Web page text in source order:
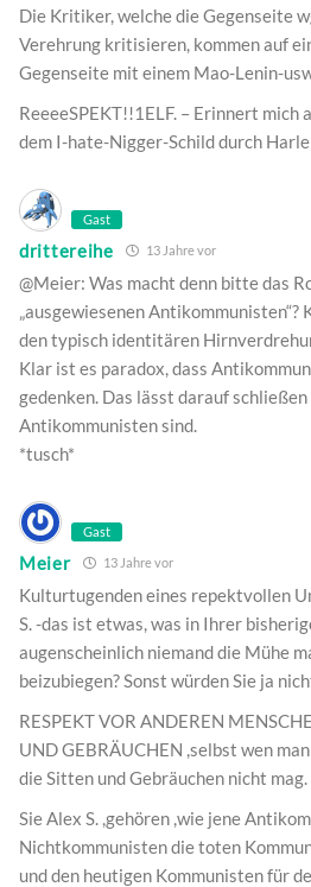
Die Kritiker, welche die Gegenseite
Verehrung kritisieren, kommen auf
Gegenseite mit einem Mao-Lenin-
ReeeeSPEKT!!1ELF. – Erinnert mich
dem I-hate-Nigger-Schild durch
Gast
drittereihe 13 Jahre vor
@Meier: Was macht denn bitte das
„ausgewiesenen Antikommunisten“?
den typisch identitären
Klar ist es paradox, dass
gedenken. Das lässt darauf schließen
Antikommunisten sind.
*tusch*
Gast
Meier 13 Jahre vor
Kulturtugenden eines repektvollen
S. -das ist etwas, was in Ihrer
augenscheinlich niemand die Mühe
beizubiegen? Sonst würden Sie ja
RESPEKT VOR ANDEREN
UND GEBRÄUCHEN ,selbst wen
die Sitten und Gebräuchen nicht mag.
Sie Alex S. ,gehören ,wie jene
Nichtkommunisten die toten
und den heutigen Kommunisten für